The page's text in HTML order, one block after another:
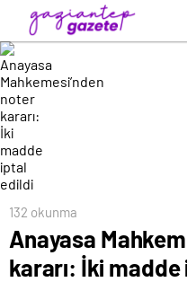
132 okunma
Anayasa
kararı: İki